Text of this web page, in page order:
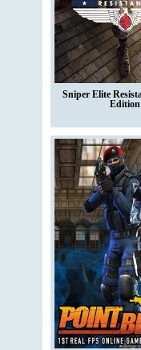
Sniper Elite
Edition